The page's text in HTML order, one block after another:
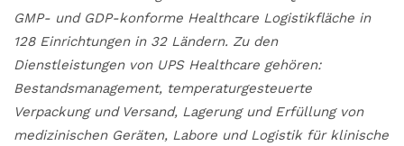
GMP- und GDP-konforme Healthcare Logistikfläche ​in
128 Einrichtungen in 32 Ländern. Zu den
Dienstleistungen von UPS Healthcare gehören:
Bestandsmanagement, temperaturgesteuerte
Verpackung und Versand, Lagerung und Erfüllung von
medizinischen Geräten, Labore und Logistik für klinische